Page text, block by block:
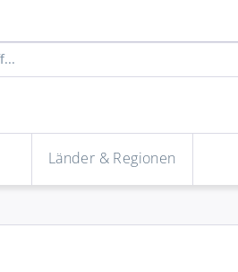
Länder & Regionen